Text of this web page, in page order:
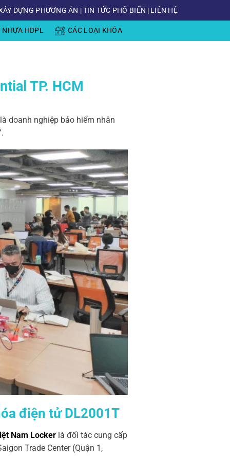
DỰNG PHƯƠNG ÁN |TIN TỨC PHỔ BIẾN | LIÊN HỆ
NHỰA HDPL CÁC LOẠI KHÓA
TP. HCM
doanh nghiệp bảo hiểm nhân
điện tử DL2001T
Nam Lockerlà đối tác cung cấp
Trade Center (Quận 1,